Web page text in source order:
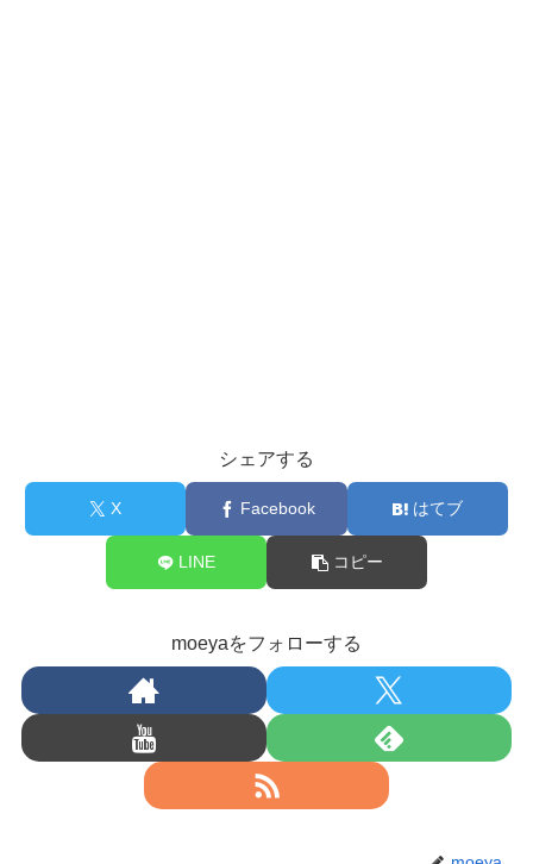
シェアする
X Facebook はてブ
LINE コピー
moeyaをフォローする